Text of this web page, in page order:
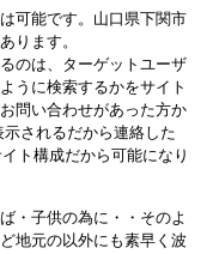
可能です。山口県下関市
ります。
のは、ターゲットユーザ
うに検索するかをサイト
問い合わせがあった方か
されるだから連絡した
ト構成だから可能になり
・子供の為に・・そのよ
地元の以外にも素早く波